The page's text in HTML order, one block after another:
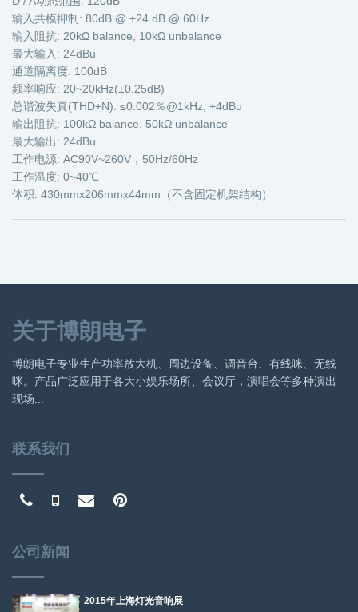
输入共模抑制: 80dB @ +24 dB @ 60Hz
输入阻抗: 20kΩ balance, 10kΩ unbalance
最大输入: 24dBu
通道隔离度: 100dB
频率响应: 20~20kHz(±0.25dB)
总谐波失真(THD+N): ≤0.002％@1kHz, +4dBu
输出阻抗: 100kΩ balance, 50kΩ unbalance
最大输出: 24dBu
工作电源: AC90V~260V，50Hz/60Hz
工作温度: 0~40℃
体积: 430mmx206mmx44mm（不含固定机架结构）
关于博朗电子
博朗电子专业生产功率放大机、周边设备、调音台、有线咪、无线
咪。产品广泛应用于各大小娱乐场所、会议厅，演唱会等多种演出
现场...
联系我们
公司新闻
2015年上海灯光音响展